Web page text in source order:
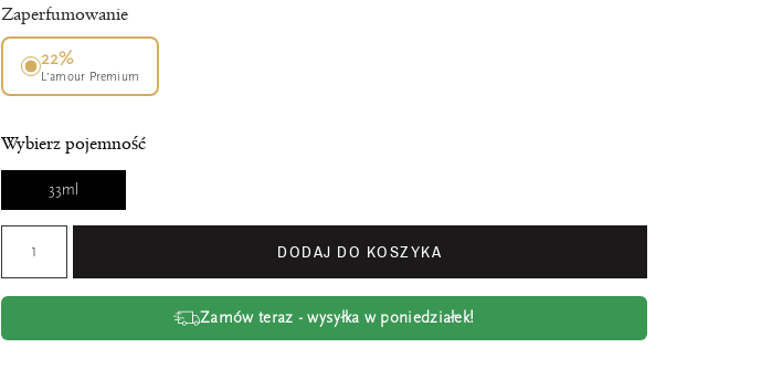
Zaperfumowanie
22%
L’amour Premium
Wybierz pojemność
33ml
DODAJ DO KOSZYKA
Zamów teraz - wysyłka w poniedziałek!